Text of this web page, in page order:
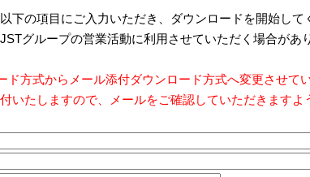
下の項目にご入力いただき、ダウンロードを開始して
グループの営業活動に利用させていただく場合があ
ド方式からメール添付ダウンロード方式へ変更させて
いたしますので、メールをご確認していただきますよ